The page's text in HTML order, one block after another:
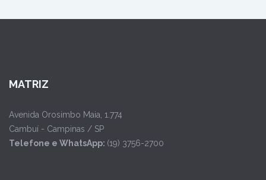
MATRIZ
Avenida Orosimbo Maia, 1.774
Cambuí - Campinas / SP
Telefone e WhatsApp: (19) 3756-2700